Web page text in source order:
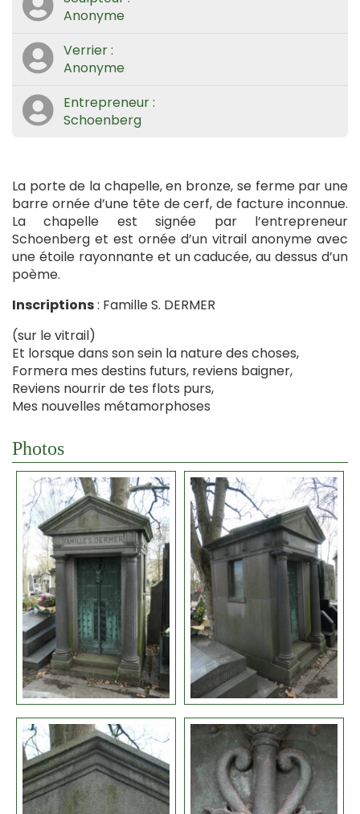
Anonyme
Verrier :
Anonyme
Entrepreneur :
Schoenberg
La porte de la chapelle, en bronze, se ferme par une
barre ornée d’une tête de cerf, de facture inconnue.
La chapelle est signée par l’entrepreneur
Schoenberg et est ornée d’un vitrail anonyme avec
une étoile rayonnante et un caducée, au dessus d’un
poème.
Inscriptions: Famille S. DERMER
(sur le vitrail)
Et lorsque dans son sein la nature des choses,
Formera mes destins futurs, reviens baigner,
Reviens nourrir de tes flots purs,
Mes nouvelles métamorphoses
Photos